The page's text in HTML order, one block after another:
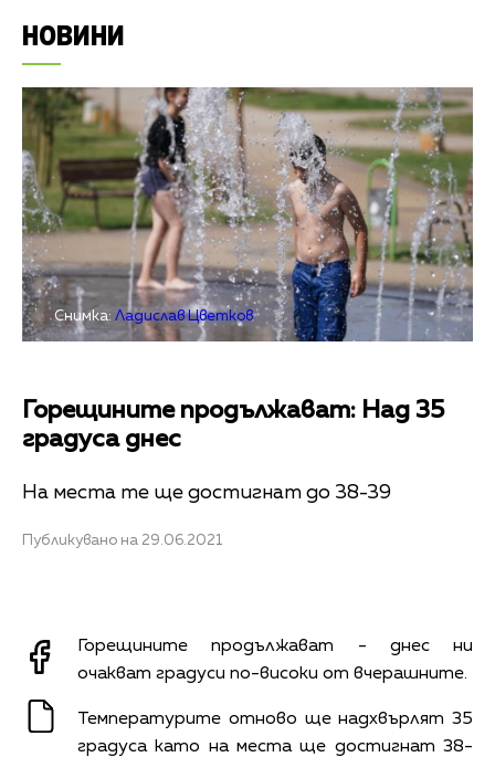
НОВИНИ
Снимка: Ладислав Цветков
Горещините продължават: Над 35
градуса днес
На места те ще достигнат до 38-39
Публикувано на 29.06.2021
Горещините продължават - днес ни
очакват градуси по-високи от вчерашните.
Температурите отново ще надхвърлят 35
градуса като на места ще достигнат 38-